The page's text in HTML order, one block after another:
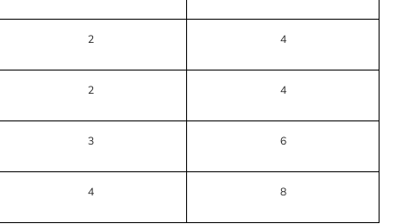
2 4
2 4
3 6
4 8